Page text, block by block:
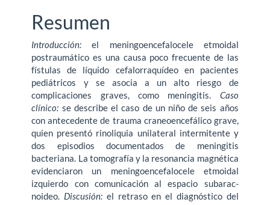
Resumen
Introducción:el meningoencefalocele etmoidal
postraumático es una causa poco frecuente de las
fístulas de líquido cefalorraquídeo en pacientes
pediátricos y se asocia a un alto riesgo de
complicaciones graves, como meningitis. Caso
clínico: se describe el caso de un niño de seis años
con antecedente de trauma craneoencefálico grave,
quien presentó rinoliquia unilateral intermitente y
dos episodios documenta­dos de meningitis
bacteriana. La tomografía y la resonancia magnética
evidenciaron un meningoencefalocele etmoidal
izquierdo con comunicación al espacio subarac­
noideo. Discusión: el retraso en el diagnóstico del